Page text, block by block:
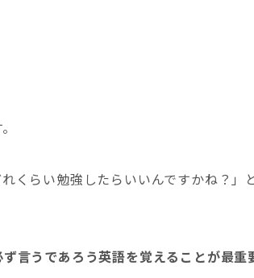
くらい勉強したらいいんですかね？」
言うであろう英語を覚えることが最重